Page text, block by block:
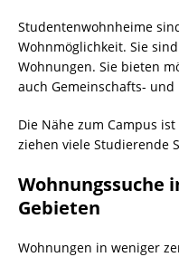
Studentenwohnheime
Wohnmöglichkeit. Sie
Wohnungen. Sie bieten
auch Gemeinschafts- und
Die Nähe zum Campus
ziehen viele Studierende
Wohnungssuche
Gebieten
Wohnungen in weniger